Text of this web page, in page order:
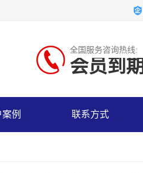
全国服务咨询热线:
会员到期
例 联系方式